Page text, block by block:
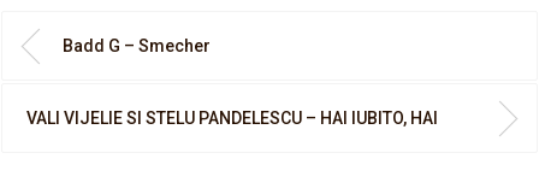
Badd G – Smecher
VALI VIJELIE SI STELU PANDELESCU – HAI IUBITO, HAI